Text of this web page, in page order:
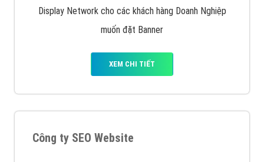
Display Network cho các khách hàng Doanh Nghiệp
muốn đặt Banner
XEM CHI TIẾT
Công ty SEO Website